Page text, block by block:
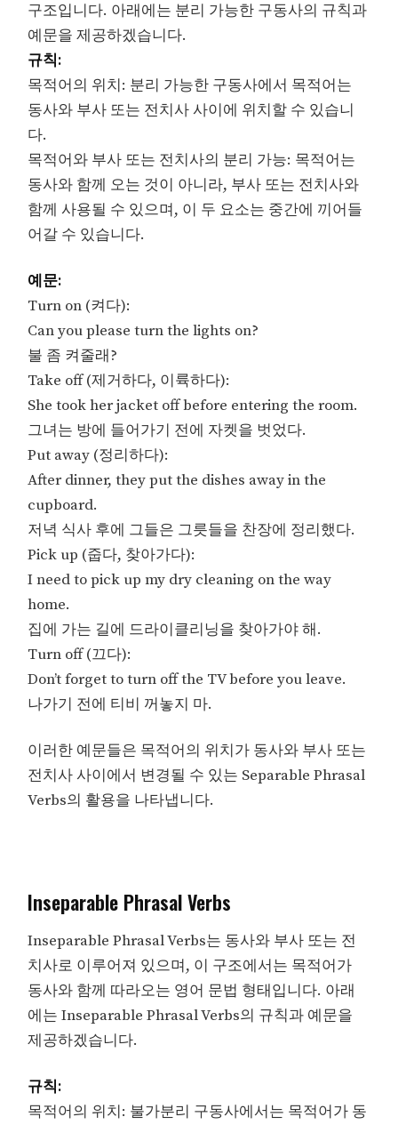
구조입니다. 아래에는 분리 가능한 구동사의 규칙과
예문을 제공하겠습니다.
규칙:
목적어의 위치: 분리 가능한 구동사에서 목적어는
동사와 부사 또는 전치사 사이에 위치할 수 있습니
다.
목적어와 부사 또는 전치사의 분리 가능: 목적어는
동사와 함께 오는 것이 아니라, 부사 또는 전치사와
함께 사용될 수 있으며, 이 두 요소는 중간에 끼어들
어갈 수 있습니다.
예문:
Turn on (켜다):
Can you please turn the lights on?
불 좀 켜줄래?
Take off (제거하다, 이륙하다):
She took her jacket off before entering the room.
그녀는 방에 들어가기 전에 자켓을 벗었다.
Put away (정리하다):
After dinner, they put the dishes away in the
cupboard.
저녁 식사 후에 그들은 그릇들을 찬장에 정리했다.
Pick up (줍다, 찾아가다):
I need to pick up my dry cleaning on the way
home.
집에 가는 길에 드라이클리닝을 찾아가야 해.
Turn off (끄다):
Don’t forget to turn off the TV before you leave.
나가기 전에 티비 꺼놓지 마.
이러한 예문들은 목적어의 위치가 동사와 부사 또는
전치사 사이에서 변경될 수 있는 Separable Phrasal
Verbs의 활용을 나타냅니다.
Inseparable Phrasal Verbs
Inseparable Phrasal Verbs는 동사와 부사 또는 전
치사로 이루어져 있으며, 이 구조에서는 목적어가
동사와 함께 따라오는 영어 문법 형태입니다. 아래
에는 Inseparable Phrasal Verbs의 규칙과 예문을
제공하겠습니다.
규칙:
목적어의 위치: 불가분리 구동사에서는 목적어가 동